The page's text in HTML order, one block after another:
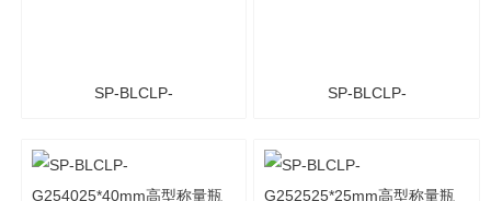
SP-BLCLP-
瓶 称量皿
SP-BLCLP-
瓶 称量皿